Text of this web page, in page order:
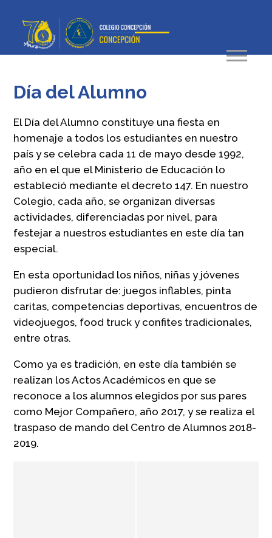
Día del Alumno
El Día del Alumno constituye una fiesta en
homenaje a todos los estudiantes en nuestro
país y se celebra cada 11 de mayo desde 1992,
año en el que el Ministerio de Educación lo
estableció mediante el decreto 147. En nuestro
Colegio, cada año, se organizan diversas
actividades, diferenciadas por nivel, para
festejar a nuestros estudiantes en este día tan
especial.
En esta oportunidad los niños, niñas y jóvenes
pudieron disfrutar de: juegos inflables, pinta
caritas, competencias deportivas, encuentros de
videojuegos, food truck y confites tradicionales,
entre otras.
Como ya es tradición, en este día también se
realizan los Actos Académicos en que se
reconoce a los alumnos elegidos por sus pares
como Mejor Compañero, año 2017, y se realiza el
traspaso de mando del Centro de Alumnos 2018-
2019.